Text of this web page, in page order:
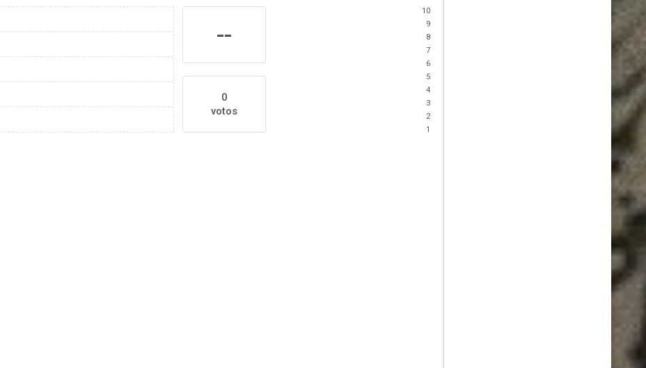
--
0
votos
10
9
8
7
6
5
4
3
2
1